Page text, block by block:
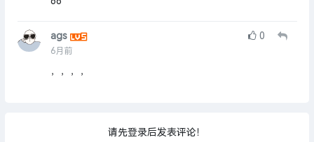
ags
6月前
0
，，，，
请先登录后发表评论！